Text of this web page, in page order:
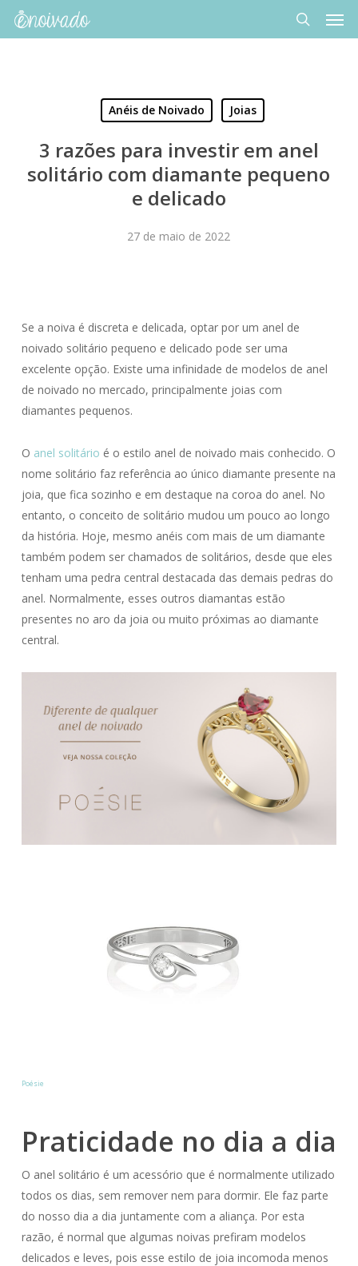
Skip
search
Anéis de Noivado Joias
3 razões para investir em anel
solitário com diamante pequeno
e delicado
27 de maio de 2022
Se a noiva é discreta e delicada, optar por um anel de
noivado solitário pequeno e delicado pode ser uma
excelente opção. Existe uma infinidade de modelos de anel
de noivado no mercado, principalmente joias com
diamantes pequenos.
O anel solitário é o estilo anel de noivado mais conhecido. O
nome solitário faz referência ao único diamante presente na
joia, que fica sozinho e em destaque na coroa do anel. No
entanto, o conceito de solitário mudou um pouco ao longo
da história. Hoje, mesmo anéis com mais de um diamante
também podem ser chamados de solitários, desde que eles
tenham uma pedra central destacada das demais pedras do
anel. Normalmente, esses outros diamantas estão
presentes no aro da joia ou muito próximas ao diamante
central.
Poésie
Praticidade no dia a dia
O anel solitário é um acessório que é normalmente utilizado
todos os dias, sem remover nem para dormir. Ele faz parte
do nosso dia a dia juntamente com a aliança. Por esta
razão, é normal que algumas noivas prefiram modelos
delicados e leves, pois esse estilo de joia incomoda menos